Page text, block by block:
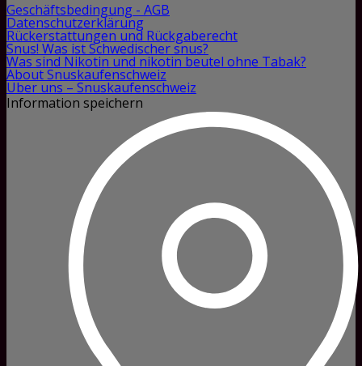
Geschäftsbedingung - AGB
Datenschutzerklärung
Rückerstattungen und Rückgaberecht
Snus! Was ist Schwedischer snus?
Was sind Nikotin und nikotin beutel ohne Tabak?
About Snuskaufenschweiz
Über uns – Snuskaufenschweiz
Information speichern